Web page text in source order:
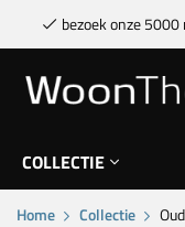
bezoek onze
COLLECTIE
Home Collectie